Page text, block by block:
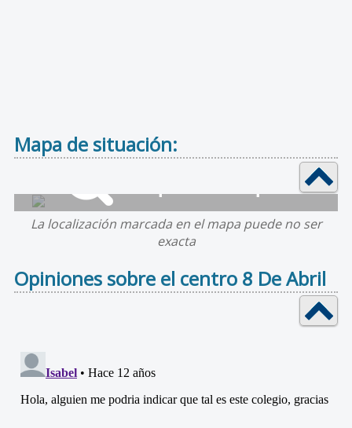
Mapa de situación:
La localización marcada en el mapa puede no ser
exacta
Opiniones sobre el centro 8 De Abril